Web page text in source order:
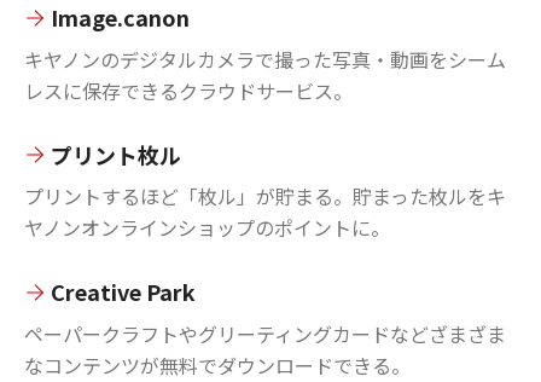
Image.canon
キヤノンのデジタルカメラで撮った写真・動画をシーム
レスに保存できるクラウドサービス。
プリント枚ル
プリントするほど「枚ル」が貯まる。貯まった枚ルをキ
ヤノンオンラインショップのポイントに。
Creative Park
ペーパークラフトやグリーティングカードなどざまざま
なコンテンツが無料でダウンロードできる。